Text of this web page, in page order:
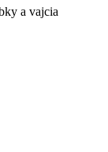
a vajcia